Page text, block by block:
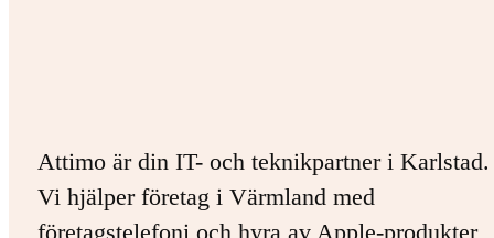
Attimo är din IT- och teknikpartner i Karlstad.
Vi hjälper företag i Värmland med
företagstelefoni och hyra av Apple-produkter,